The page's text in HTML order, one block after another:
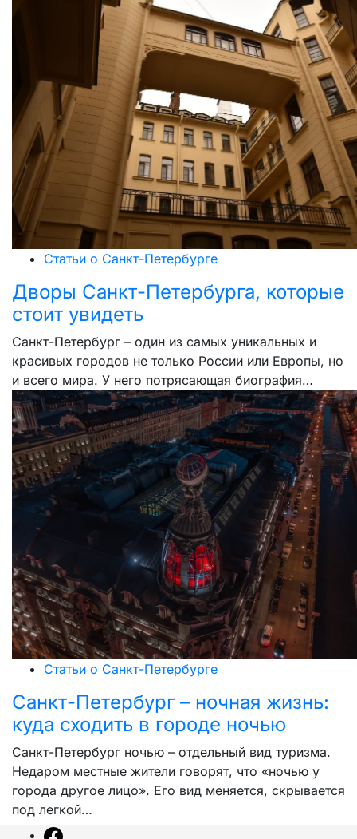
Статьи о Санкт-Петербурге
Дворы Санкт-Петербурга, которые
стоит увидеть
Санкт-Петербург – один из самых уникальных и
красивых городов не только России или Европы, но
и всего мира. У него потрясающая биография…
Статьи о Санкт-Петербурге
Санкт-Петербург – ночная жизнь:
куда сходить в городе ночью
Санкт-Петербург ночью – отдельный вид туризма.
Недаром местные жители говорят, что «ночью у
города другое лицо». Его вид меняется, скрывается
под легкой…